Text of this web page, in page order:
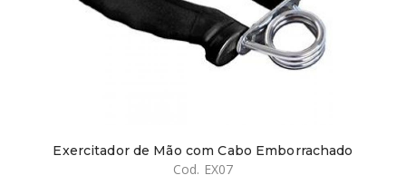
Exercitador de Mão com Cabo Emborrachado
Cod. EX07